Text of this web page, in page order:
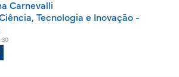
Carnevalli
Tecnologia e Inovação -